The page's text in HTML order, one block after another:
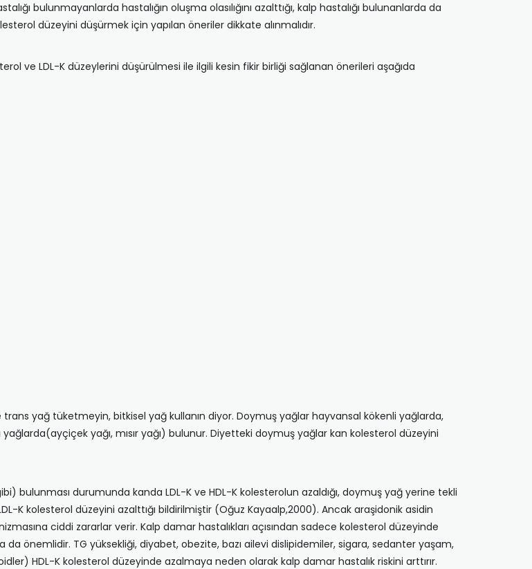
bulunmayanlarda hastalığın oluşma olasılığını azalttığı, kalp hastalığı bulunanlarda da
düzeyini düşürmek için yapılan öneriler dikkate alınmalıdır.
ve LDL-K düzeylerini düşürülmesi ile ilgili kesin fikir birliği sağlanan önerileri aşağıda
yağ tüketmeyin, bitkisel yağ kullanın diyor. Doymuş yağlar hayvansal kökenli yağlarda,
yağı, mısır yağı) bulunur. Diyetteki doymuş yağlar kan kolesterol düzeyini
bulunması durumunda kanda LDL-K ve HDL-K kolesterolun azaldığı, doymuş yağ yerine tekli
K kolesterol düzeyini azalttığı bildirilmiştir (Oğuz Kayaalp,2000). Ancak araşidonik asidin
ciddi zararlar verir. Kalp damar hastalıkları açısından sadece kolesterol düzeyinde
önemlidir. TG yüksekliği, diyabet, obezite, bazı ailevi dislipidemiler, sigara, sedanter yaşam,
HDL-K kolesterol düzeyinde azalmaya neden olarak kalp damar hastalık riskini arttırır.